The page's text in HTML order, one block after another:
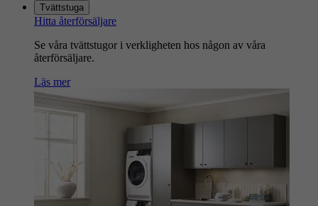
Tvättstuga
Hitta återförsäljare
Se våra tvättstugor i verkligheten hos någon av våra
återförsäljare.
Läs mer